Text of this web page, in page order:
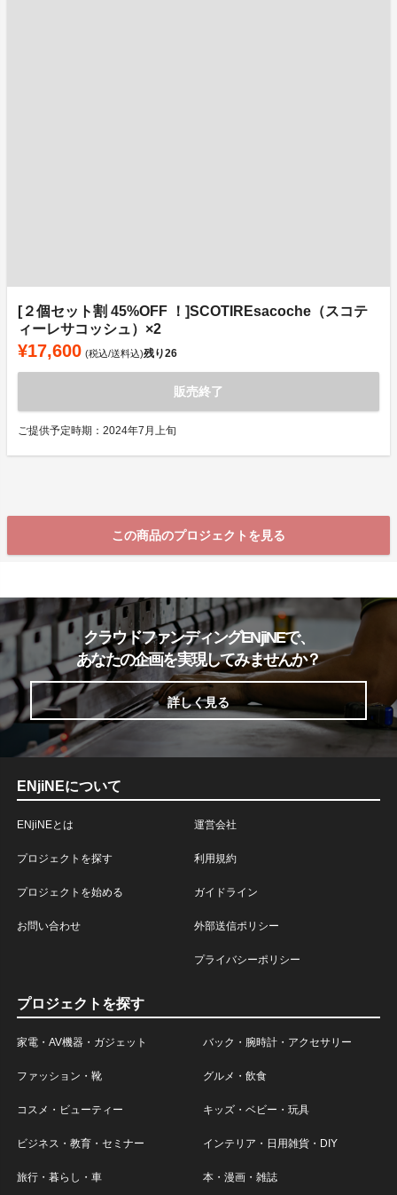
[２個セット割 45%OFF ！]SCOTIREsacoche（スコテ
ィーレサコッシュ）×2
¥17,600 (税込/送料込)残り26
販売終了
ご提供予定時期：2024年7月上旬
この商品のプロジェクトを見る
クラウドファンディングENjiNEで、
あなたの企画を実現してみませんか？
詳しく見る
ENjiNEについて
ENjiNEとは
プロジェクトを探す
プロジェクトを始める
お問い合わせ
運営会社
利用規約
ガイドライン
外部送信ポリシー
プライバシーポリシー
プロジェクトを探す
家電・AV機器・ガジェット バック・腕時計・アクセサリー
ファッション・靴 グルメ・飲食
コスメ・ビューティー キッズ・ベビー・玩具
ビジネス・教育・セミナー インテリア・日用雑貨・DIY
旅行・暮らし・車 本・漫画・雑誌